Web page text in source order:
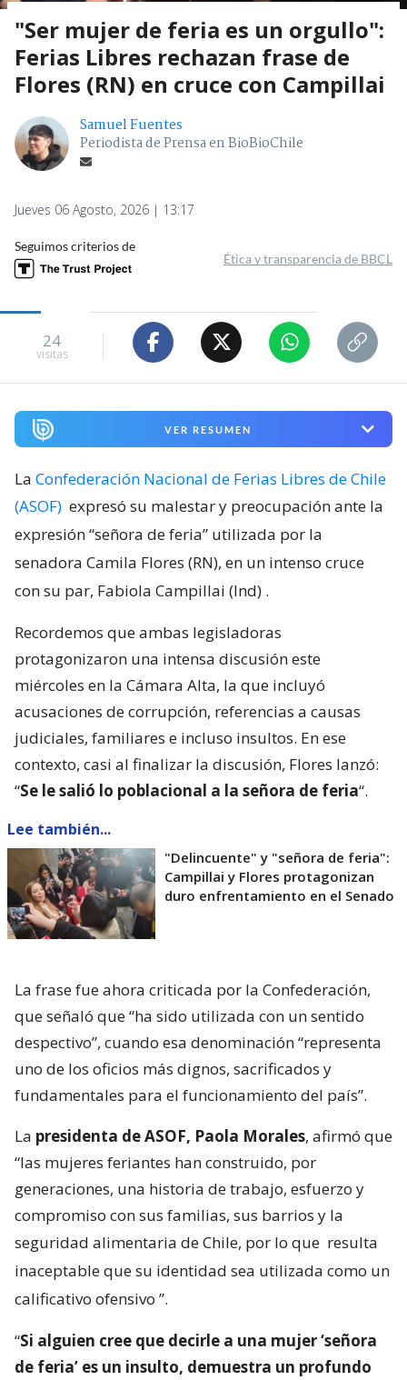
"Ser mujer de feria es un orgullo":
Ferias Libres rechazan frase de
Flores (RN) en cruce con Campillai
Samuel Fuentes
Periodista de Prensa en BioBioChile
Jueves 06 Agosto, 2026 | 13:17
Seguimos criterios de
Ética y transparencia de BBCL
24
visitas
VER RESUMEN
La Confederación Nacional de Ferias Libres de Chile
(ASOF) expresó su malestar y preocupación ante la
expresión “señora de feria” utilizada por la
senadora Camila Flores (RN), en un intenso cruce
con su par, Fabiola Campillai (Ind) .
Recordemos que ambas legisladoras
protagonizaron una intensa discusión este
miércoles en la Cámara Alta, la que incluyó
acusaciones de corrupción, referencias a causas
judiciales, familiares e incluso insultos. En ese
contexto, casi al finalizar la discusión, Flores lanzó:
“Se le salió lo poblacional a la señora de feria“.
Lee también...
"Delincuente" y "señora de feria":
Campillai y Flores protagonizan
duro enfrentamiento en el Senado
La frase fue ahora criticada por la Confederación,
que señaló que “ha sido utilizada con un sentido
despectivo”, cuando esa denominación “representa
uno de los oficios más dignos, sacrificados y
fundamentales para el funcionamiento del país”.
La presidenta de ASOF, Paola Morales, afirmó que
“las mujeres feriantes han construido, por
generaciones, una historia de trabajo, esfuerzo y
compromiso con sus familias, sus barrios y la
seguridad alimentaria de Chile, por lo que resulta
inaceptable que su identidad sea utilizada como un
calificativo ofensivo ”.
“Si alguien cree que decirle a una mujer ‘señora
de feria’ es un insulto, demuestra un profundo